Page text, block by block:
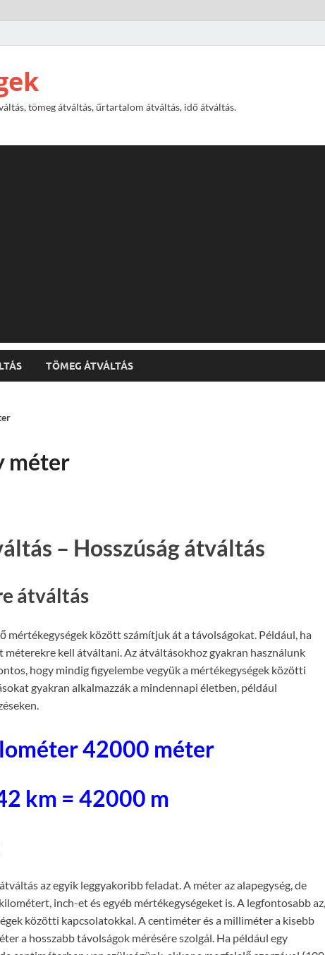
tömeg átváltás, űrtartalom átváltás, idő átváltás.
TÖMEG ÁTVÁLTÁS
méter
– Hosszúság átváltás
átváltás
mértékegységek között számítjuk át a távolságokat. Például, ha
kell átváltani. Az átváltásokhoz gyakran használunk
hogy mindig figyelembe vegyük a mértékegységek közötti
gyakran alkalmazzák a mindennapi életben, például
42000 méter
km = 42000 m
az egyik leggyakoribb feladat. A méter az alapegység, de
inch-et és egyéb mértékegységeket is. A legfontosabb az,
közötti kapcsolatokkal. A centiméter és a milliméter a kisebb
a hosszabb távolságok mérésére szolgál. Ha például egy